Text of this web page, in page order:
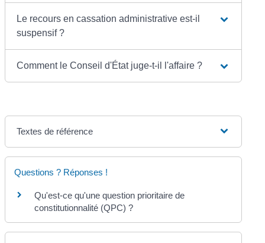
Le recours en cassation administrative est-il
suspensif ?
Comment le Conseil d'État juge-t-il l'affaire ?
Textes de référence
Questions ? Réponses !
Qu'est-ce qu'une question prioritaire de
constitutionnalité (QPC) ?